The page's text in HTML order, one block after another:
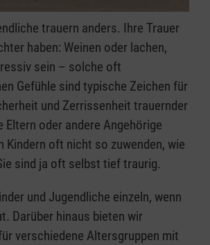
trauern anders. Ihre Trauer
haben: Weinen oder lachen,
sein – solche oft
Gefühle sind typische Zeichen für
und Zerrissenheit trauernder
Eltern oder andere Angehörige
Kindern oft nicht so zuwenden, wie
sind ja oft selbst tief traurig.
und Jugendliche einzeln, wenn
Darüber hinaus bieten wir
verschiedene Altersgruppen mit